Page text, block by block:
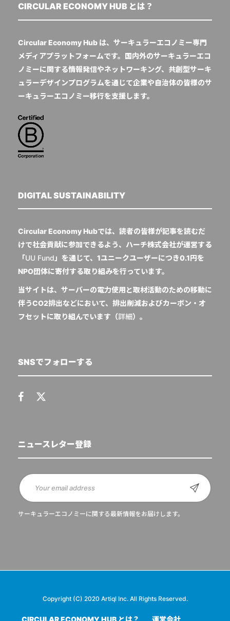
CIRCULAR ECONOMY HUB とは？
Circular Economy Hub は、サーキュラーエコノミー専門
メディアプラットフォームです。国内外のサーキュラーエコ
ノミーに関する情報発信やネットワーキング、共創型サーキ
ュラーデザインプログラムを通じて企業や自治体の皆様のサ
ーキュラーエコノミー移行を支援します。
DIGITAL SUSTAINABILITY
Circular Economy Hubでは、読者の皆様が記事を読むだ
けで社会貢献に参加できるよう、ハーチ株式会社が運営する
「UU Fund 」を通じて、1ユニークユーザーにつき0.1円を
NPO団体に寄付する取り組みを行っています。
当サイトは、サーバーの電力使用と取材活動のための移動に
伴うCO2排出などにおいて、排出削減およびカーボン・オ
フセットに取り組んでいます（詳細）。
SNSでフォローする
ニュースレター登録
サーキュラーエコノミーに関する最新情報をお届けします。
Copyright (C) 2020 Artiql Inc. All Rights Reserved.
CIRCULAR ECONOMY HUB とは？ 運営会社